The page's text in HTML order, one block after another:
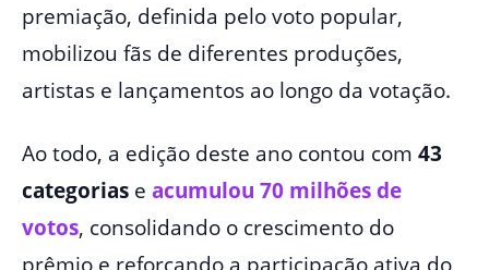
premiação, definida pelo voto popular,
mobilizou fãs de diferentes produções,
artistas e lançamentos ao longo da votação.
Ao todo, a edição deste ano contou com 43
categorias e acumulou 70 milhões de
votos, consolidando o crescimento do
prêmio e reforçando a participação ativa do